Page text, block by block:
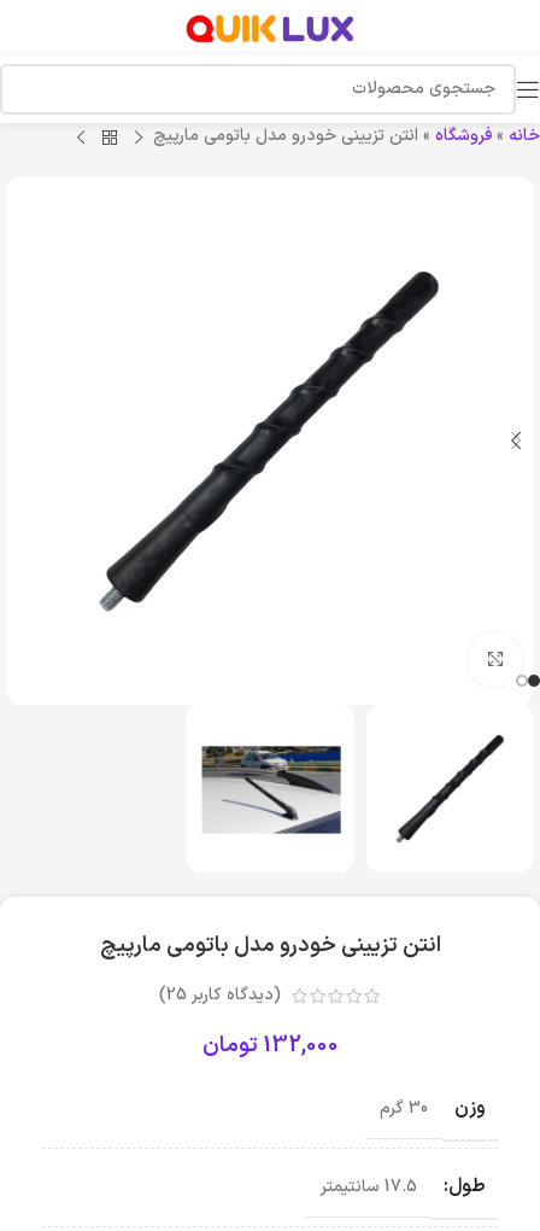
خانه »فروشگاه » انتن تزیینی خودرو مدل باتومی مارپیچ
انتن تزیینی خودرو مدل باتومی مارپیچ
(دیدگاه کاربر 25
)
132,000 تومان
وزن 30 گرم
طول: 17.5 سانتیمتر